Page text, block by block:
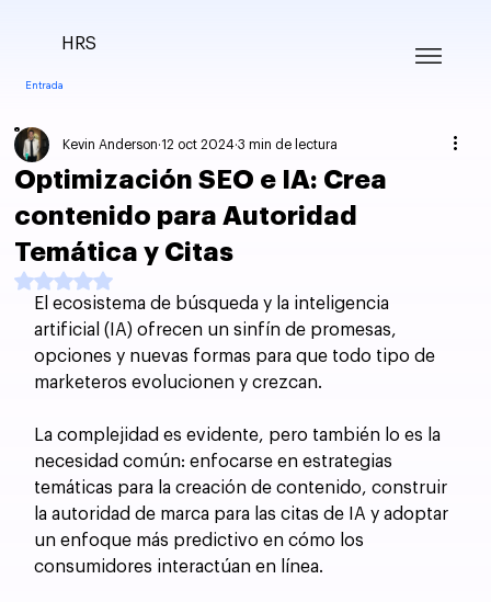
Entrada
HRS
Optimización SEO e IA: Crea
contenido para Autoridad
Temática y Citas
Kevin Anderson 12 oct 2024 3 min de lectura
Obtuvo NaN de 5 estrellas.
El ecosistema de búsqueda y la inteligencia
artificial (IA) ofrecen un sinfín de promesas,
opciones y nuevas formas para que todo tipo de
marketeros evolucionen y crezcan.
La complejidad es evidente, pero también lo es la
necesidad común: enfocarse en estrategias
temáticas para la creación de contenido, construir
la autoridad de marca para las citas de IA y adoptar
un enfoque más predictivo en cómo los
consumidores interactúan en línea.